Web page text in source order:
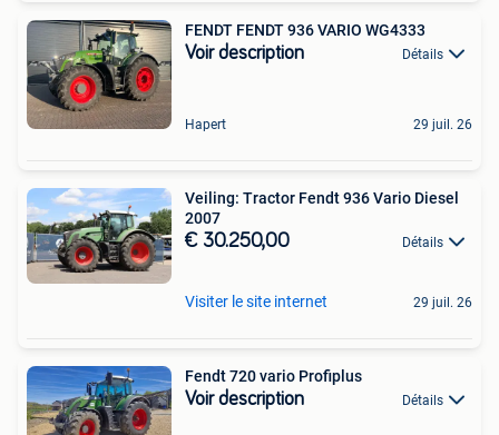
FENDT FENDT 936 VARIO WG4333
Voir description Détails
Hapert 29 juil. 26
Veiling: Tractor Fendt 936 Vario Diesel
2007
€ 30.250,00 Détails
Visiter le site internet 29 juil. 26
Fendt 720 vario Profiplus
Voir description Détails